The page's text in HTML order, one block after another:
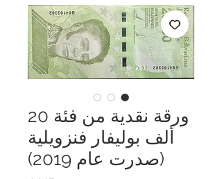
ورقة نقدية من فئة 20
ألف بوليفار فنزويلية
(صدرت عام 2019)